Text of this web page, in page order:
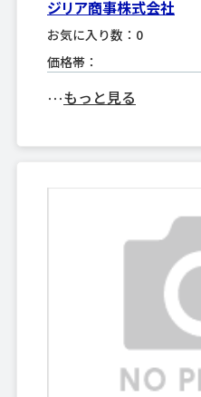
ジリア商事株式会社
お気に入り数：0
価格帯：
･･･もっと見る